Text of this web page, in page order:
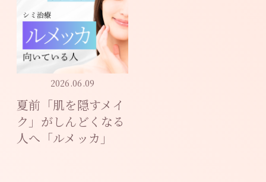
2026.06.09
夏前「肌を隠すメイ
ク」がしんどくなる
人へ「ルメッカ」